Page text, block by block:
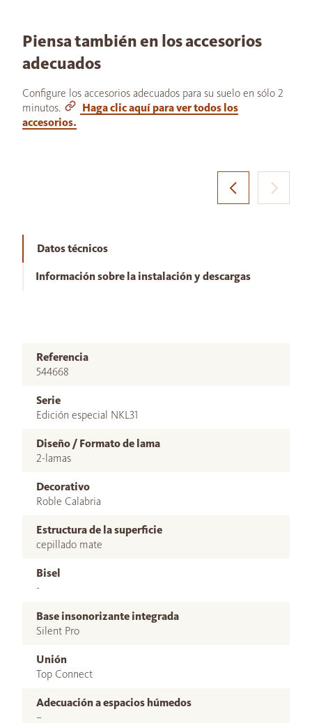
Piensa también en los accesorios
adecuados
Configure los accesorios adecuados para su suelo en sólo 2
minutos.
Haga clic aquí para ver todos los
accesorios.
Datos técnicos
Información sobre la instalación y descargas
Referencia
544668
Serie
Edición especial NKL31
Diseño / Formato de lama
2-lamas
Decorativo
Roble Calabria
Estructura de la superficie
cepillado mate
Bisel
-
Base insonorizante integrada
Silent Pro
Unión
Top Connect
Adecuación a espacios húmedos
–